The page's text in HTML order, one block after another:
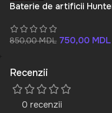
Baterie de artificii
850,00MDL 750,00 MDL
Recenzii
0 recenzii